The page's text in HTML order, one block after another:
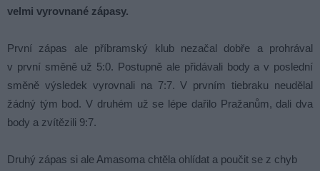
velmi vyrovnané zápasy.
První zápas ale příbramský klub nezačal dobře a prohrával
v první směně už 5:0. Postupně ale přidávali body a v poslední
směně výsledek vyrovnali na 7:7. V prvním tiebraku neudělal
žádný tým bod. V druhém už se lépe dařilo Pražanům, dali dva
body a zvítězili 9:7.
Druhý zápas si ale Amasoma chtěla ohlídat a poučit se z chyb